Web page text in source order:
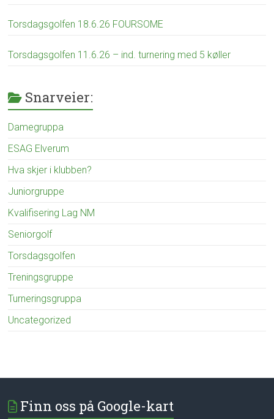
Torsdagsgolfen 18.6.26 FOURSOME
Torsdagsgolfen 11.6.26 – ind. turnering med 5 køller
Snarveier:
Damegruppa
ESAG Elverum
Hva skjer i klubben?
Juniorgruppe
Kvalifisering Lag NM
Seniorgolf
Torsdagsgolfen
Treningsgruppe
Turneringsgruppa
Uncategorized
Finn oss på Google-kart